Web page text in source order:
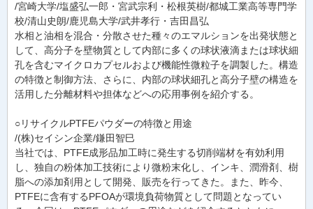
/宮崎大学/塩盛弘一郎・宮武宗利・松根英樹/都城工業高等専門学
校/清山史朗/鹿児島大学/武井孝行・吉田昌弘
水相と油相を混合・分散させた種々のエマルションを出発状態と
して、高分子を壁物質として内部に多くの球状液滴または球状細
孔を含むマイクロカプセルおよび機能性微粒子を調製した。構造
の特徴と制御方法、さらに、内部の球状細孔と高分子壁の構造を
活用した分離材料や担体などへの応用事例を紹介する。
○リサイクルPTFEパウダーの特徴と用途
/(株)セイシン企業/鎌田智巳
当社では、PTFE成形品加工時に発生する切削端材を有効利用
し、独自の粉体加工技術により微粉末化し、インキ、潤滑剤、樹
脂への添加剤用として開発、販売を行ってきた。また、昨今、
PTFEに含有するPFOAが環境負荷物質として問題となってい